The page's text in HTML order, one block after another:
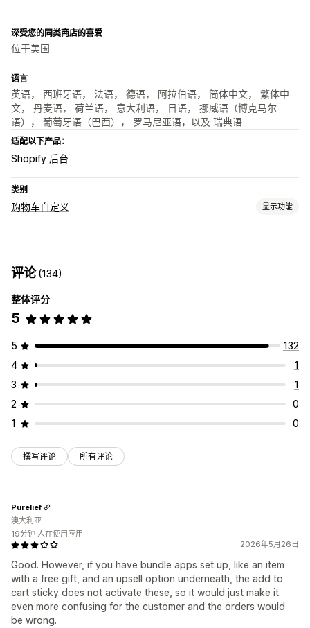
深受您的同类商店的喜爱
位于美国
语言
英语， 西班牙语， 法语， 德语， 阿拉伯语， 简体中文， 繁体中
文， 丹麦语， 荷兰语， 意大利语， 日语， 挪威语（博克马尔
语）， 葡萄牙语（巴西）， 罗马尼亚语，以及 瑞典语
适配以下产品：
Shopify 后台
类别
购物车自定义 显示功能
一键增销
评论(134)
整体评分
5
5
132
4
1
3
1
2
0
1
0
撰写评论 所有评论
2026年5月26日
Good. However, if you have bundle apps set up, like an item
with a free gift, and an upsell option underneath, the add to
cart sticky does not activate these, so it would just make it
even more confusing for the customer and the orders would
be wrong.
Purelief
澳大利亚
19分钟 人在使用应用